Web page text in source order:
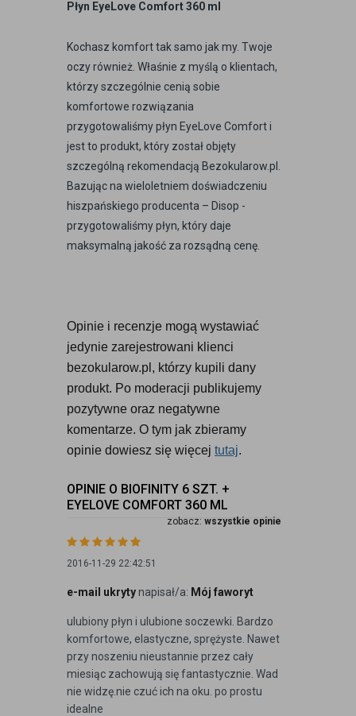
Płyn EyeLove Comfort 360 ml
Kochasz komfort tak samo jak my. Twoje
oczy również. Właśnie z myślą o klientach,
którzy szczególnie cenią sobie
komfortowe rozwiązania
przygotowaliśmy płyn EyeLove Comfort i
jest to produkt, który został objęty
szczególną rekomendacją Bezokularow.pl.
Bazując na wieloletniem doświadczeniu
hiszpańskiego producenta – Disop -
przygotowaliśmy płyn, który daje
maksymalną jakość za rozsądną cenę.
Opinie i recenzje mogą wystawiać
jedynie zarejestrowani klienci
bezokularow.pl, którzy kupili dany
produkt. Po moderacji publikujemy
pozytywne oraz negatywne
komentarze. O tym jak zbieramy
opinie dowiesz się więcej tutaj.
OPINIE O BIOFINITY 6 SZT. +
EYELOVE COMFORT 360 ML
zobacz: wszystkie opinie
2016-11-29 22:42:51
e-mail ukrytynapisał/a: Mój faworyt
ulubiony płyn i ulubione soczewki. Bardzo
komfortowe, elastyczne, sprężyste. Nawet
przy noszeniu nieustannie przez cały
miesiąc zachowują się fantastycznie. Wad
nie widzę.nie czuć ich na oku. po prostu
idealne